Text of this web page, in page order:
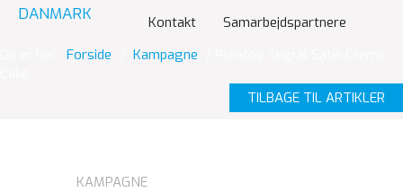
Kontakt
Samarbejdspartnere
Forside Kampagne
TILBAGE TIL ARTIKLER
KAMPAGNE